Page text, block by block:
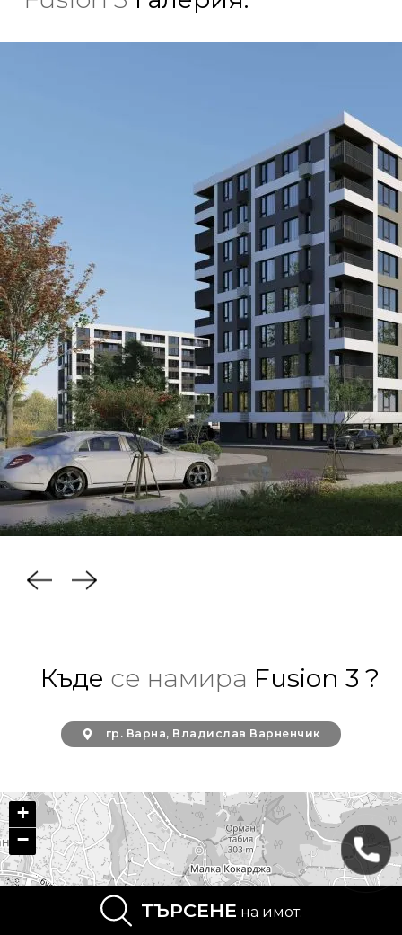
Къде се намира Fusion 3 ?
гр. Варна, Владислав Варненчик
+
−
ТЪРСЕНЕ на имот: